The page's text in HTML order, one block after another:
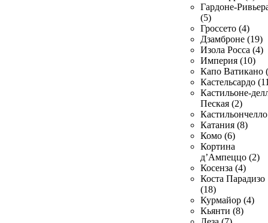
Гардоне-
(5)
Гроссето (4)
Дзамброне (19)
Изола Росса (4)
Империя (10)
Капо Ватикано
Кастельсардо
Кастильоне-
Пеская (2)
Катания (8)
Комо (6)
Кортина
д’Ампеццо (2)
Косенза (4)
Коста Парадизо
(18)
Курмайор (4)
Кьянти (8)